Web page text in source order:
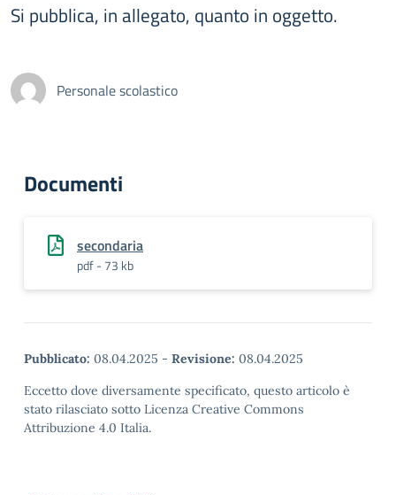
Si pubblica, in allegato, quanto in oggetto.
Personale scolastico
Documenti
secondaria
pdf - 73 kb
Pubblicato: 08.04.2025 - Revisione: 08.04.2025
Eccetto dove diversamente specificato, questo articolo è
stato rilasciato sotto Licenza Creative Commons
Attribuzione 4.0 Italia.